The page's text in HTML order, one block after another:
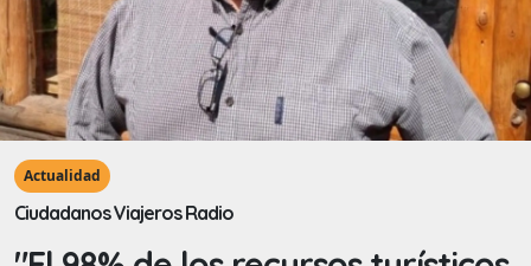
Actualidad
Ciudadanos Viajeros Radio